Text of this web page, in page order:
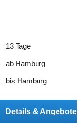
13 Tage
ab Hamburg
bis Hamburg
Details & Angebote